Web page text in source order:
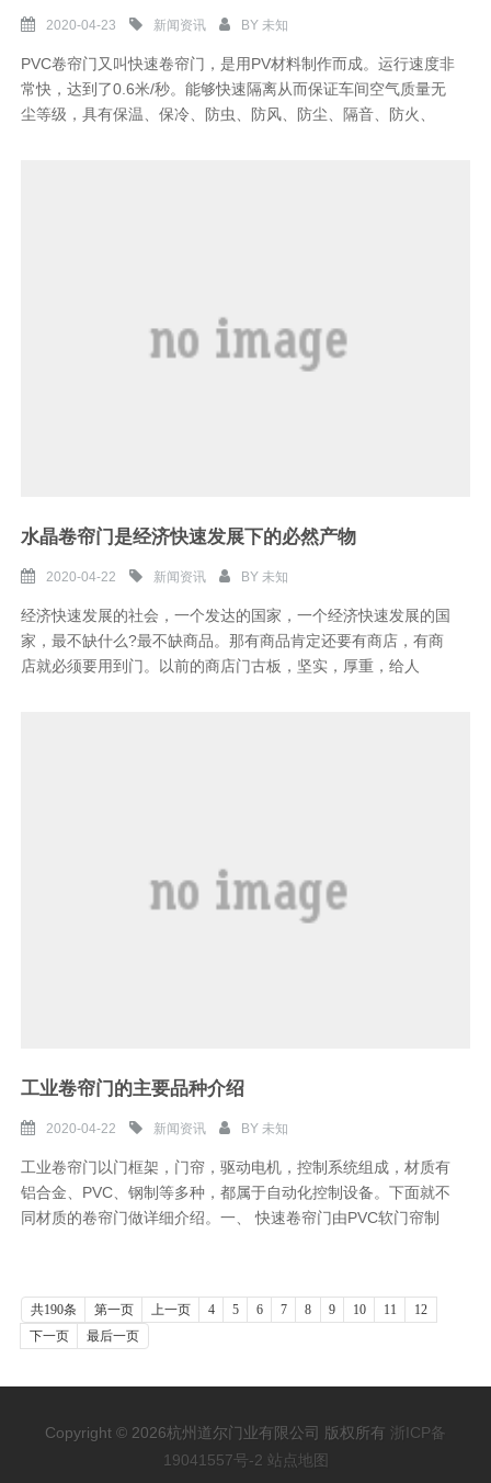
2020-04-23 新闻资讯 BY 未知
PVC卷帘门又叫快速卷帘门，是用PV材料制作而成。运行速度非
常快，达到了0.6米/秒。能够快速隔离从而保证车间空气质量无
尘等级，具有保温、保冷、防虫、防风、防尘、隔音、防火、
水晶卷帘门是经济快速发展下的必然产物
2020-04-22 新闻资讯 BY 未知
经济快速发展的社会，一个发达的国家，一个经济快速发展的国
家，最不缺什么?最不缺商品。那有商品肯定还要有商店，有商
店就必须要用到门。以前的商店门古板，坚实，厚重，给人
工业卷帘门的主要品种介绍
2020-04-22 新闻资讯 BY 未知
工业卷帘门以门框架，门帘，驱动电机，控制系统组成，材质有
铝合金、PVC、钢制等多种，都属于自动化控制设备。下面就不
同材质的卷帘门做详细介绍。一、 快速卷帘门由PVC软门帘制
共190条 第一页 上一页 4 5 6 7 8 9 10 11
12
下一页
最后一页
Copyright © 2026杭州道尔门业有限公司 版权所有 浙ICP备
19041557号-2 站点地图